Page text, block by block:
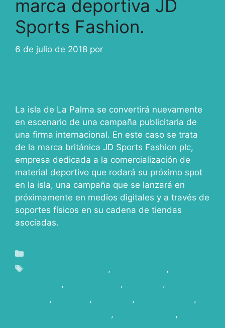
marca deportiva JD
Sports Fashion.
6 de julio de 2018 por
La isla de La Palma se convertirá nuevamente
en escenario de una campaña publicitaria de
una firma internacional. En este caso se trata
de la marca británica JD Sports Fashion plc,
empresa dedicada a la comercialización de
material deportivo que rodará su próximo spot
en la isla, una campaña que se lanzará en
próximamente en medios digitales y a través de
soportes físicos en su cadena de tiendas
asociadas.
,
,
, , ,
, , , ,
,
,